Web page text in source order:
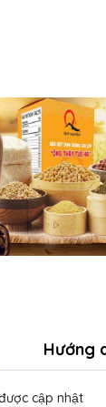
Hướng
cập nhật